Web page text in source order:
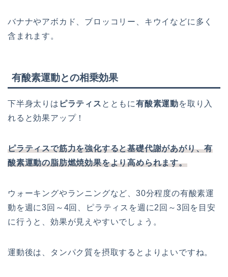
バナナやアボカド、ブロッコリー、キウイなどに多く
含まれます。
有酸素運動との相乗効果
下半身太りは ピラティス とともに有酸素運動を取り入
れると効果アップ！
ピラティスで筋力を強化すると基礎代謝があがり、有
酸素運動の脂肪燃焼効果をより高められます。
ウォーキングやランニングなど、30分程度の有酸素運
動を週に3回～4回、ピラティスを週に2回～3回を目安
に行うと、効果が見えやすいでしょう。
運動後は、タンパク質を摂取するとよりよいですね。